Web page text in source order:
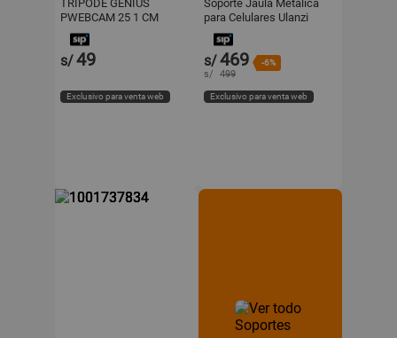
TRIPODE GENIUS
PWEBCAM 25 1 CM
BLACK SILVER
s/49
Exclusivo para venta web
Soporte Jaula Metálica
para Celulares Ulanzi
Metal Cage
s/469 -6%
s/ 499
Exclusivo para venta web